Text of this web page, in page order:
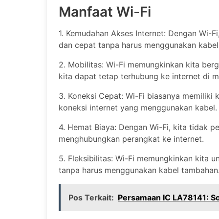
Manfaat Wi-Fi
1. Kemudahan Akses Internet: Dengan
dan cepat tanpa harus menggunakan
2. Mobilitas: Wi-Fi memungkinkan kita
kita dapat tetap terhubung ke internet di
3. Koneksi Cepat: Wi-Fi biasanya
koneksi internet yang menggunakan kabel.
4. Hemat Biaya: Dengan Wi-Fi, kita tidak
menghubungkan perangkat ke internet.
5. Fleksibilitas: Wi-Fi memungkinkan kita
tanpa harus menggunakan kabel
Pos Terkait: Persamaan IC LA78141: